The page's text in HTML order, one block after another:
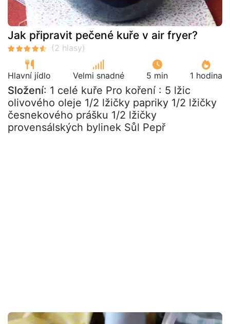
Jak připravit pečené kuře v air fryer?
Hlavní jídlo Velmi snadné 5 min 1 hodina
Složení: 1 celé kuře Pro koření : 5 lžic
olivového oleje 1/2 lžičky papriky 1/2 lžičky
česnekového prášku 1/2 lžičky
provensálských bylinek Sůl Pepř